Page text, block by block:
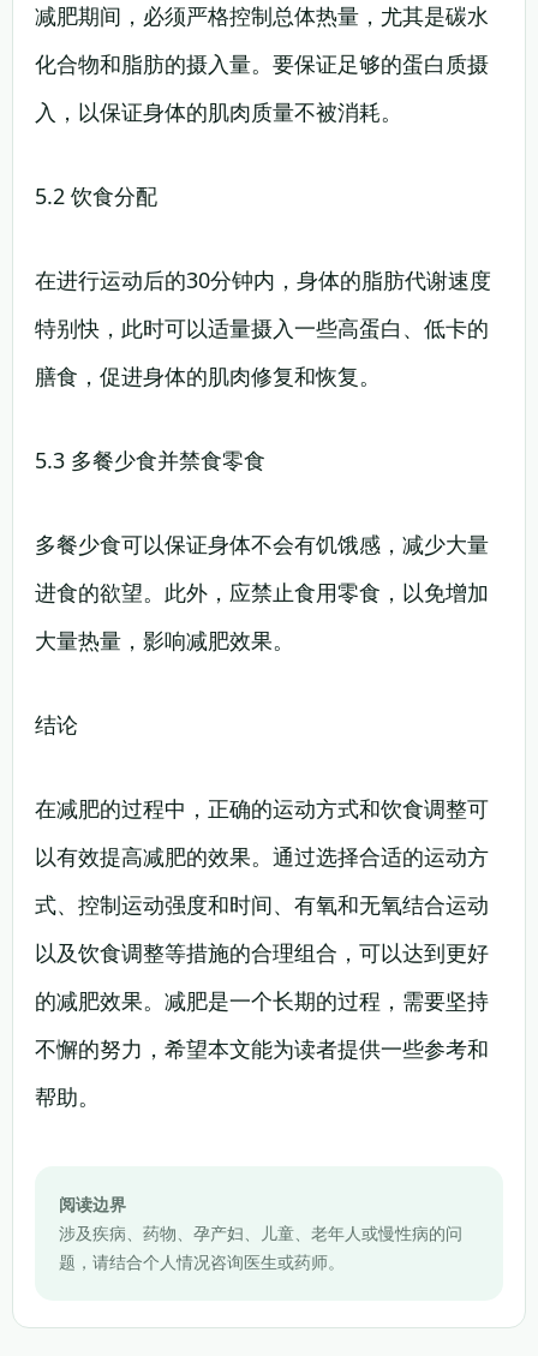
减肥期间，必须严格控制总体热量，尤其是碳水
化合物和脂肪的摄入量。要保证足够的蛋白质摄
入，以保证身体的肌肉质量不被消耗。
5.2 饮食分配
在进行运动后的30分钟内，身体的脂肪代谢速度
特别快，此时可以适量摄入一些高蛋白、低卡的
膳食，促进身体的肌肉修复和恢复。
5.3 多餐少食并禁食零食
多餐少食可以保证身体不会有饥饿感，减少大量
进食的欲望。此外，应禁止食用零食，以免增加
大量热量，影响减肥效果。
结论
在减肥的过程中，正确的运动方式和饮食调整可
以有效提高减肥的效果。通过选择合适的运动方
式、控制运动强度和时间、有氧和无氧结合运动
以及饮食调整等措施的合理组合，可以达到更好
的减肥效果。减肥是一个长期的过程，需要坚持
不懈的努力，希望本文能为读者提供一些参考和
帮助。
阅读边界
涉及疾病、药物、孕产妇、儿童、老年人或慢性病的问
题，请结合个人情况咨询医生或药师。